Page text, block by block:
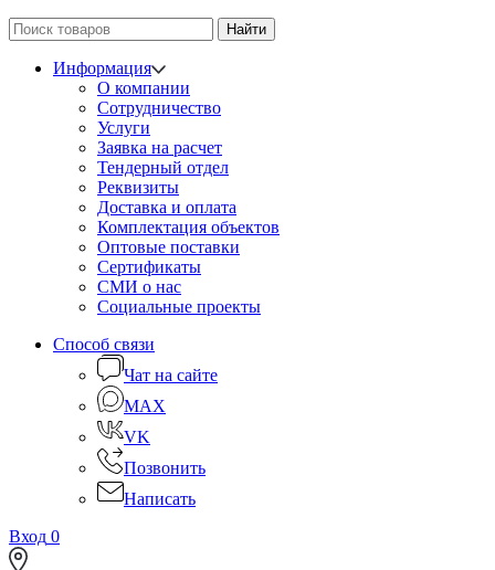
Найти
Информация
О компании
Сотрудничество
Услуги
Заявка на расчет
Тендерный отдел
Реквизиты
Доставка и оплата
Комплектация объектов
Оптовые поставки
Сертификаты
СМИ о нас
Социальные проекты
Способ связи
Чат на сайте
MAX
VK
Позвонить
Написать
Вход 0